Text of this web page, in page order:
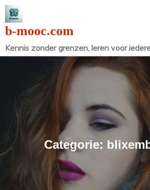
Naar
de
inhoud
gaan
b-mooc.com
Kennis zonder grenzen, leren voor
Categorie: